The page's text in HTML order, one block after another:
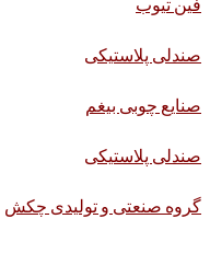
صندلی پلاستیکی
صنایع چوبی بیغم
صندلی پلاستیکی
گروه صنعتی و تولیدی چکش